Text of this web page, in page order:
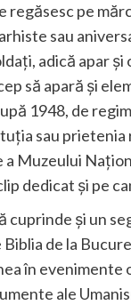
regăsesc pe
sau
adică apar
să apară și
1948, de
sau prietenia
Muzeului
dedicat și pe
cuprinde și un
de la
în
ale